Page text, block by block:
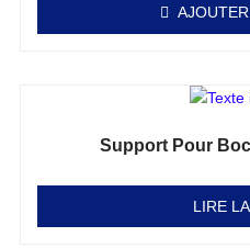
Support Pour
LIRE